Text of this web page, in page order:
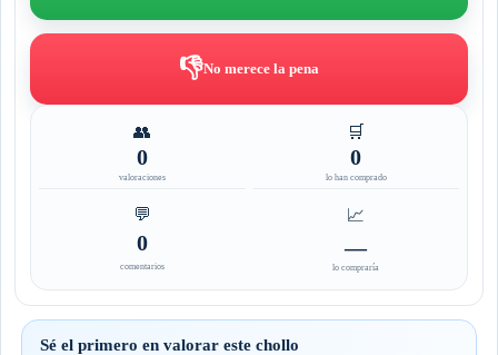
👎No merece la pena
👥
0
valoraciones
🛒
0
lo han comprado
💬
0
comentarios
📈
—
lo compraría
Sé el primero en valorar este chollo